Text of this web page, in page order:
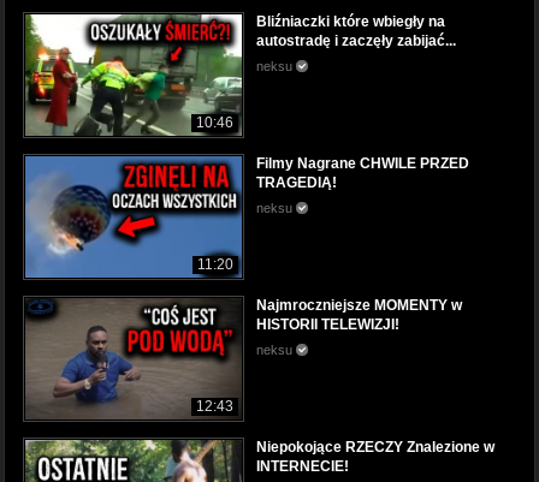
10:46
Bliźniaczki które wbiegły na
autostradę i zaczęły zabijać...
neksu
11:20
Filmy Nagrane CHWILE PRZED
TRAGEDIĄ!
neksu
12:43
Najmroczniejsze MOMENTY w
HISTORII TELEWIZJI!
neksu
Niepokojące RZECZY Znalezione w
INTERNECIE!